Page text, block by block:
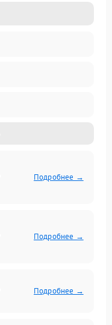
Подробнее →
Подробнее →
Подробнее →